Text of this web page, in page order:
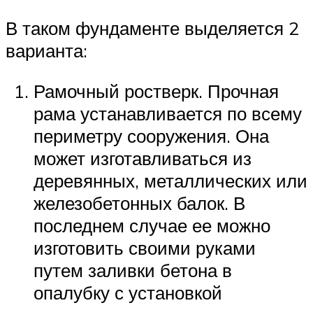
В таком фундаменте выделяется 2
варианта:
Рамочный ростверк. Прочная
рама устанавливается по всему
периметру сооружения. Она
может изготавливаться из
деревянных, металлических или
железобетонных балок. В
последнем случае ее можно
изготовить своими руками
путем заливки бетона в
опалубку с установкой